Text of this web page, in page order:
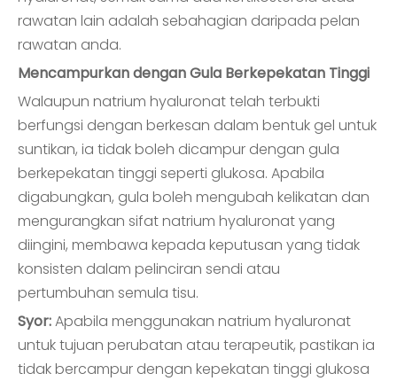
rawatan lain adalah sebahagian daripada pelan
rawatan anda.
Mencampurkan dengan Gula Berkepekatan Tinggi
Walaupun natrium hyaluronat telah terbukti
berfungsi dengan berkesan dalam bentuk gel untuk
suntikan, ia tidak boleh dicampur dengan gula
berkepekatan tinggi seperti glukosa. Apabila
digabungkan, gula boleh mengubah kelikatan dan
mengurangkan sifat natrium hyaluronat yang
diingini, membawa kepada keputusan yang tidak
konsisten dalam pelinciran sendi atau
pertumbuhan semula tisu.
Syor:Apabila menggunakan natrium hyaluronat
untuk tujuan perubatan atau terapeutik, pastikan ia
tidak bercampur dengan kepekatan tinggi glukosa